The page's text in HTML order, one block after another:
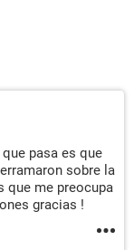
pasa es que
sobre la
que me preocupa
gracias !